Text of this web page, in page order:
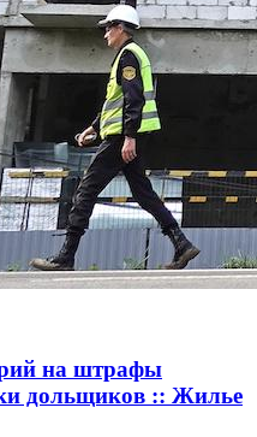
на штрафы
дольщиков :: Жилье